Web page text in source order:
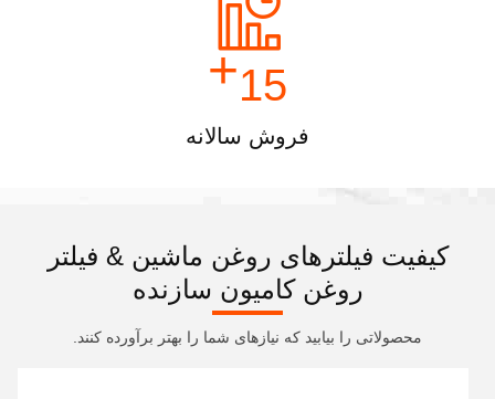
15
+
فروش سالانه
کیفیت فیلترهای روغن ماشین & فیلتر
روغن کامیون سازنده
محصولاتی را بیابید که نیازهای شما را بهتر برآورده کنند.